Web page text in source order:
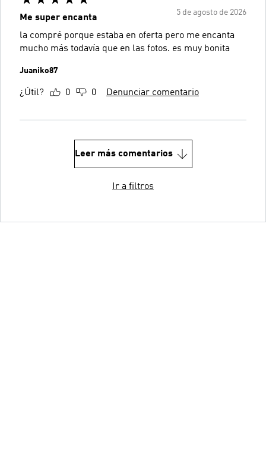
5 de agosto de 2026
Me super encanta
la compré porque estaba en oferta pero me encanta
mucho más todavía que en las fotos. es muy bonita
Juaniko87
¿Útil? 0 0 Denunciar comentario
Leer más comentarios
Ir a filtros